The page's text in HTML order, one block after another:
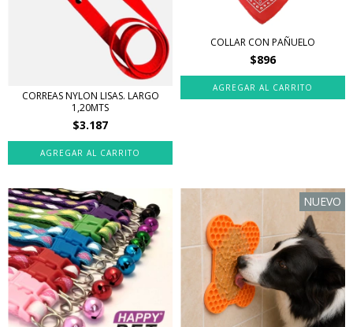
CORREAS NYLON LISAS. LARGO
1,20MTS
$3.187
AGREGAR AL CARRITO
COLLAR CON PAÑUELO
$896
AGREGAR AL CARRITO
NUEVO